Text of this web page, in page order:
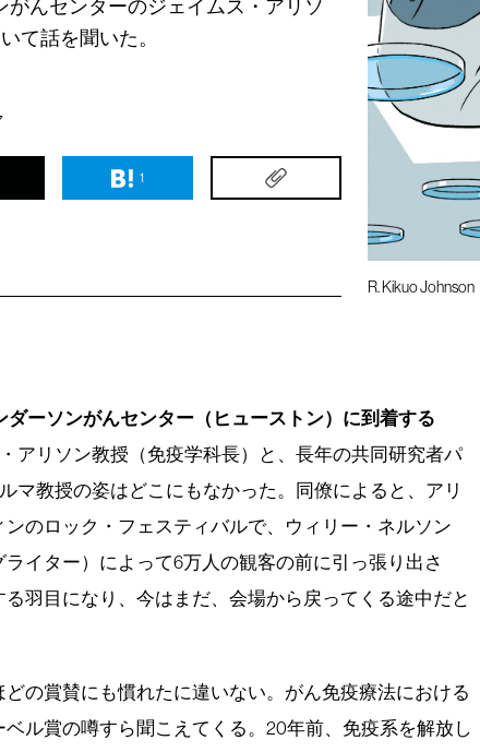
R. Kikuo Johnson
がんセンターのジェイムス・アリソ
て話を聞いた。
1
ダーソンがんセンター（ヒューストン）に到着する
アリソン教授（免疫学科長）と、長年の共同研究者パ
マ教授の姿はどこにもなかった。同僚によると、アリ
のロック・フェスティバルで、ウィリー・ネルソン
ライター）によって6万人の観客の前に引っ張り出さ
羽目になり、今はまだ、会場から戻ってくる途中だと
の賞賛にも慣れたに違いない。がん免疫療法における
ル賞の噂すら聞こえてくる。20年前、免疫系を解放し